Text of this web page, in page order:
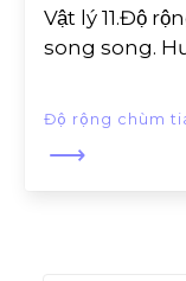
Vật lý 11.Độ
song song.
Độ rộng chùm
⟶